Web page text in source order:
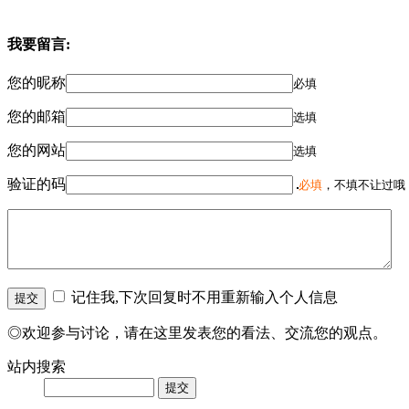
我要留言:
您的昵称 必填
您的邮箱 选填
您的网站 选填
验证的码 必填 ，不填不让过
记住我,下次回复时不用重新输入个人信息
◎欢迎参与讨论，请在这里发表您的看法、交流您的观点。
站内搜索